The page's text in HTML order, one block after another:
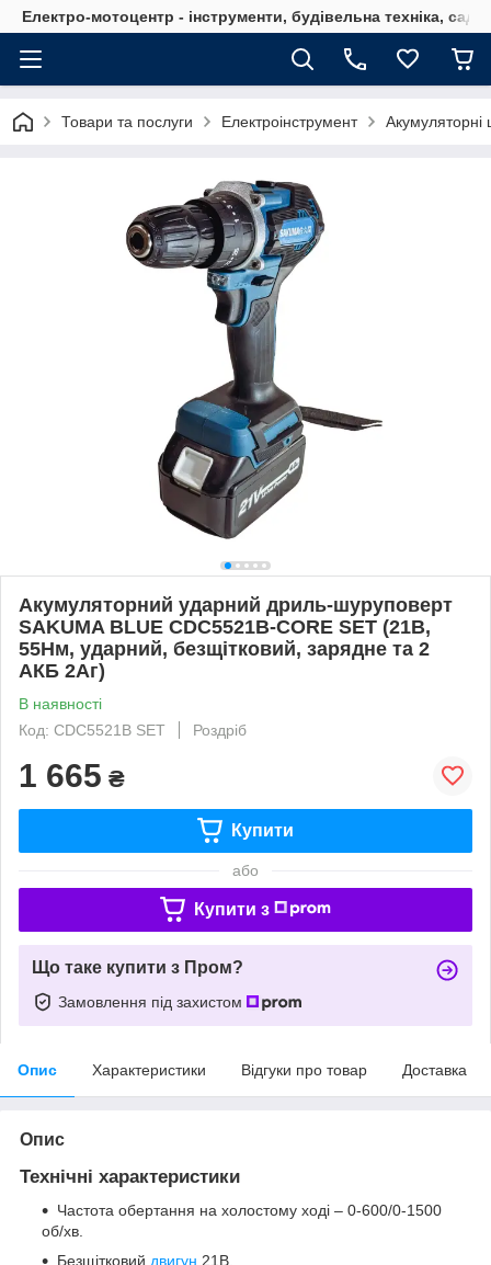
Електро-мотоцентр - інструменти, будівельна техніка,
Товари та послуги Електроінструмент Акумуляторні
Акумуляторний ударний дриль-шуруповерт
SAKUMA BLUE CDC5521B-CORE SET (21В,
55Нм, ударний, безщітковий, зарядне та 2
АКБ 2Аг)
В наявності
Код: CDC5521B SET
Роздріб
1 665 ₴
Купити
або
Купити з
Що таке купити з Пром?
Замовлення під захистом
Опис Характеристики Відгуки про товар Доставка
Опис
Технічні характеристики
Частота обертання на холостому ході – 0-600/0-1500
об/хв.
Безщітковий двигун 21В.